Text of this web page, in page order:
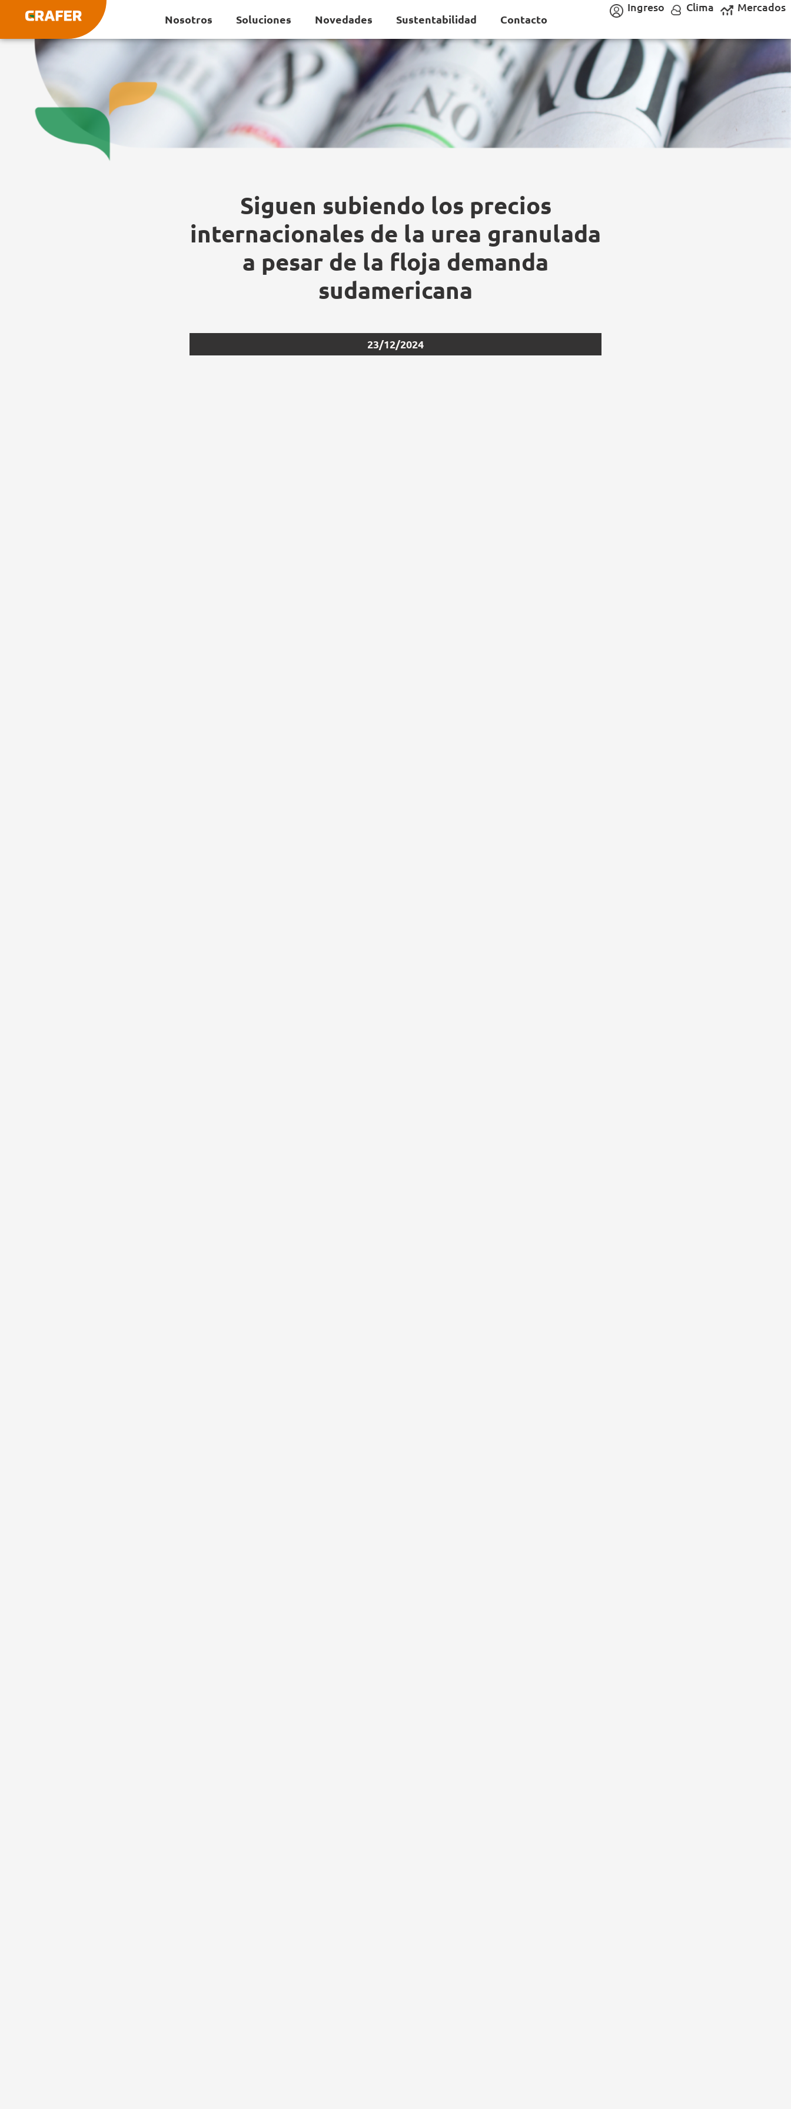
contenido
Nosotros Soluciones Novedades Sustentabilidad Contacto
Ingreso Clima Mercados
Siguen subiendo los precios
internacionales de la urea granulada
a pesar de la floja demanda
sudamericana
23/12/2024